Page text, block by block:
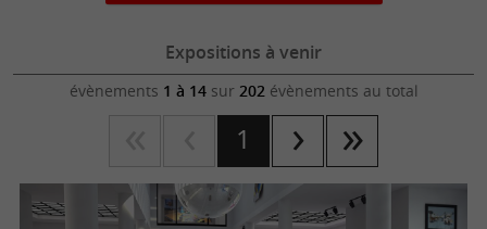
Expositions à venir
évènements 1 à 14sur 202évènements au total
1